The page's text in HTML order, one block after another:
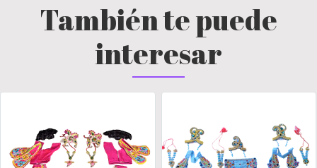
También te puede
interesar